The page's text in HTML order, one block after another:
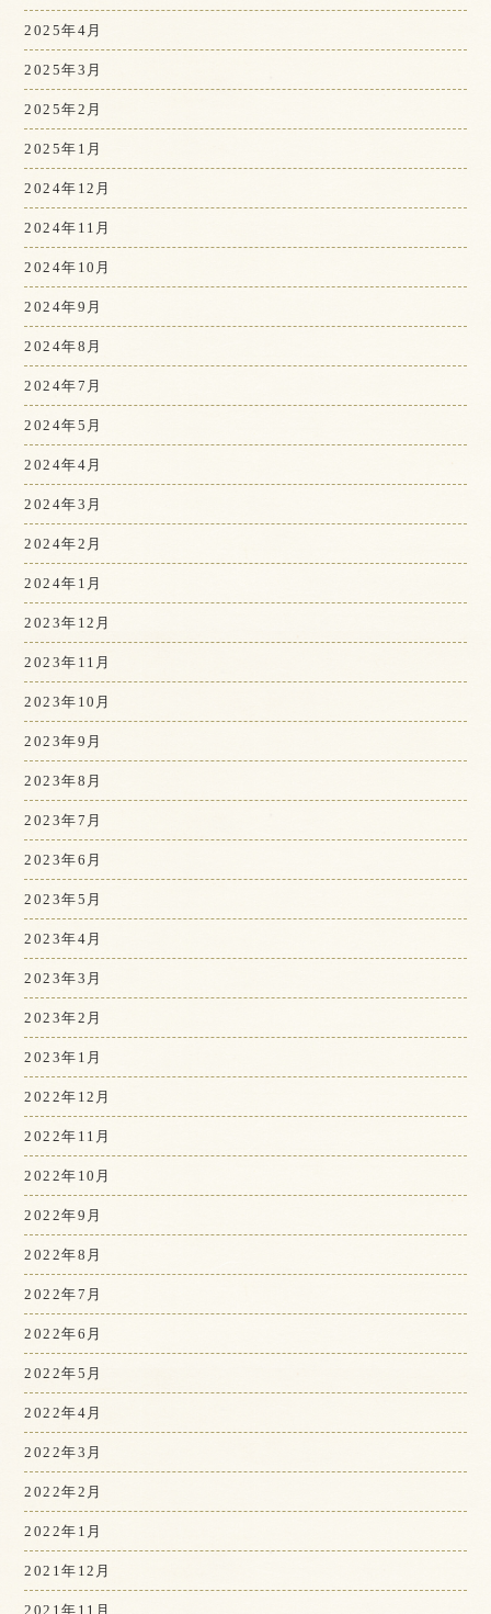
2025年4月
2025年3月
2025年2月
2025年1月
2024年12月
2024年11月
2024年10月
2024年9月
2024年8月
2024年7月
2024年5月
2024年4月
2024年3月
2024年2月
2024年1月
2023年12月
2023年11月
2023年10月
2023年9月
2023年8月
2023年7月
2023年6月
2023年5月
2023年4月
2023年3月
2023年2月
2023年1月
2022年12月
2022年11月
2022年10月
2022年9月
2022年8月
2022年7月
2022年6月
2022年5月
2022年4月
2022年3月
2022年2月
2022年1月
2021年12月
2021年11月